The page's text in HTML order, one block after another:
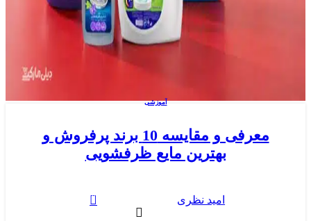
آموزشی
معرفی و مقایسه 10 برند پرفروش و
بهترین مایع ظرفشویی
امید نظری 0